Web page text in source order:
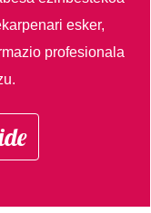
esker,
profesionala